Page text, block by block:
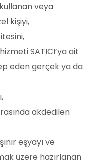
veya
kişiyi,
SATICI’ya ait
eden gerçek ya da
akdedilen
eşyayı ve
üzere hazırlanan